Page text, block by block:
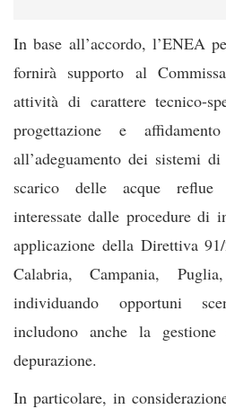
In base all’accordo, l’ENEA
fornirà supporto al
attività di carattere tecnico-
progettazione e
all’adeguamento dei sistemi
scarico delle acque reflue
interessate dalle procedure di
applicazione della Direttiva
Calabria, Campania,
individuando opportuni
includono anche la
depurazione.
In particolare, in